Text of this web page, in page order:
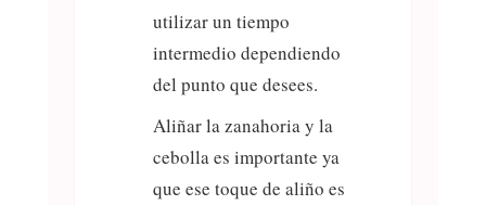
utilizar un tiempo
intermedio dependiendo
del punto que desees.
Aliñar la zanahoria y la
cebolla es importante ya
que ese toque de aliño es